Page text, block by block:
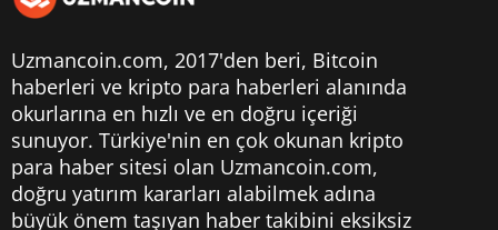
Uzmancoin.com, 2017'den beri, Bitcoin
haberleri ve kripto para haberleri alanında
okurlarına en hızlı ve en doğru içeriği
sunuyor. Türkiye'nin en çok okunan kripto
para haber sitesi olan Uzmancoin.com,
doğru yatırım kararları alabilmek adına
büyük önem taşıyan haber takibini eksiksiz